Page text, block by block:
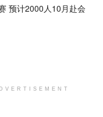
预计2000人10月赴会